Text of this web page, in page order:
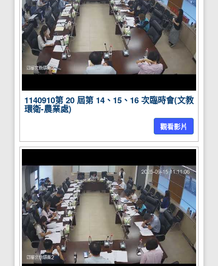
1140910第 20 屆第 14、15、16 次臨時會(文教
環衛-農業處)
觀看影片